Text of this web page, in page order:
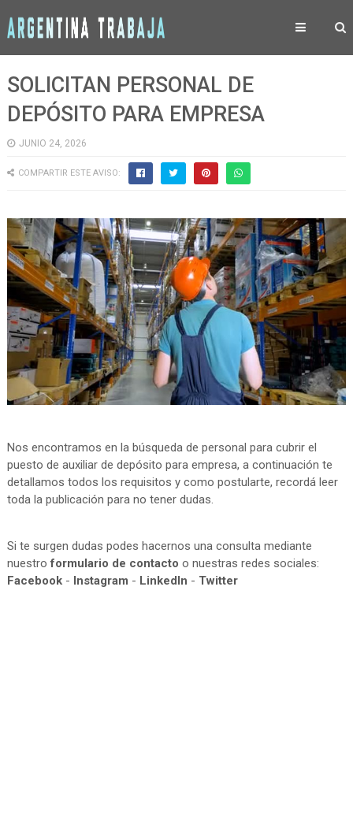
SOLICITAN PERSONAL DE
DEPÓSITO PARA EMPRESA
JUNIO 24, 2026
COMPARTIR ESTE AVISO:
Nos encontramos en la búsqueda de personal para cubrir el
puesto de auxiliar de depósito para empresa, a continuación te
detallamos todos los requisitos y como postularte, recordá leer
toda la publicación para no tener dudas.
Si te surgen dudas podes hacernos una consulta mediante
nuestroformulario de contacto o nuestras redes sociales:
Facebook- Instagram - LinkedIn - Twitter